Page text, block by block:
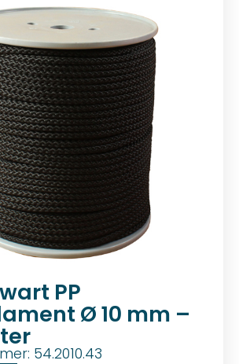
PP
Ø 10 mm –
54.2010.43